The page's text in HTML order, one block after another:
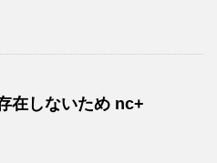
在しないため nc+